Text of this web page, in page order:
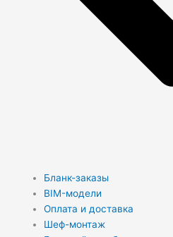
Бланк-заказы
BIM-модели
Оплата и доставка
Шеф-монтаж